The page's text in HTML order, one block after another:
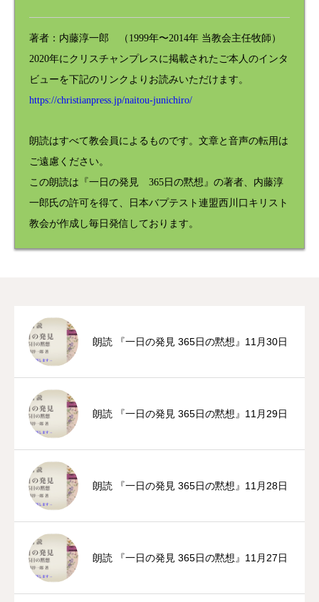
著者：内藤淳一郎 （1999年〜2014年 当教会主任牧師）
2020年にクリスチャンプレスに掲載されたご本人のインタ
ビューを下記のリンクよりお読みいただけます。
https://christianpress.jp/naitou-junichiro/
朗読はすべて教会員によるものです。文章と音声の転用は
ご遠慮ください。
この朗読は『一日の発見 365日の黙想』の著者、内藤淳
一郎氏の許可を得て、日本バプテスト連盟西川口キリスト
教会が作成し毎日発信しております。
朗読 『一日の発見 365日の黙想』11月30日
朗読 『一日の発見 365日の黙想』11月29日
朗読 『一日の発見 365日の黙想』11月28日
朗読 『一日の発見 365日の黙想』11月27日